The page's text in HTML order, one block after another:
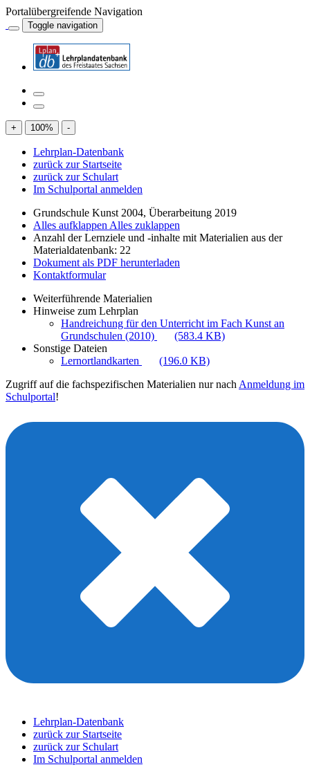
Portalübergreifende Navigation
Toggle navigation
+ 100% -
Lehrplan-Datenbank
zurück zur Startseite
zurück zur Schulart
Im Schulportal anmelden
Grundschule Kunst 2004, Überarbeitung 2019
Alles aufklappen Alles zuklappen
Anzahl der Lernziele und -inhalte mit Materialien aus der
Materialdatenbank: 22
Dokument als PDF herunterladen
Kontaktformular
Weiterführende Materialien
Hinweise zum Lehrplan
Handreichung für den Unterricht im Fach Kunst an
Grundschulen (2010)
(583.4 KB)
Sonstige Dateien
Lernortlandkarten
(196.0 KB)
Zugriff auf die fachspezifischen Materialien nur nach Anmeldung im
Schulportal!
Lehrplan-Datenbank
zurück zur Startseite
zurück zur Schulart
Im Schulportal anmelden